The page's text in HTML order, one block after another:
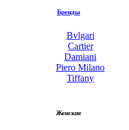
Бренды
Bvlgari
Cartier
Damiani
Piero Milano
Tiffany
Женские